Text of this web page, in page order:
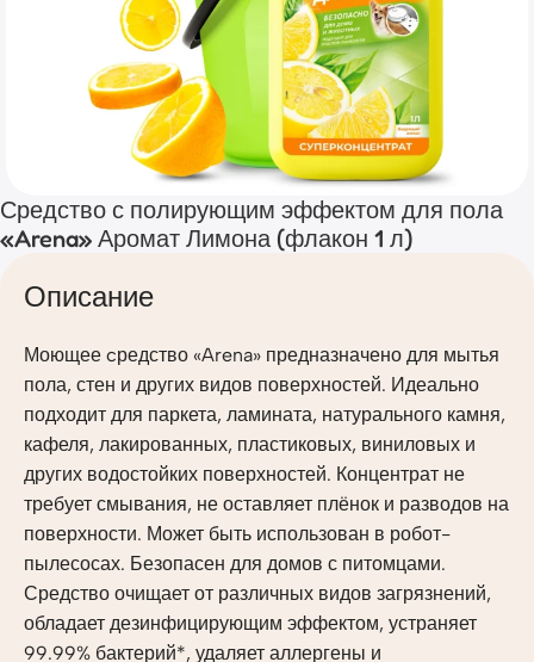
Средство с полирующим эффектом для пола
«Arena» Аромат Лимона (флакон 1 л)
Описание
Моющее cредство «Arena» предназначено для мытья
пола, стен и других видов поверхностей. Идеально
подходит для паркета, ламината, натурального камня,
кафеля, лакированных, пластиковых, виниловых и
других водостойких поверхностей. Концентрат не
требует смывания, не оставляет плёнок и разводов на
поверхности. Может быть использован в робот-
пылесосах. Безопасен для домов с питомцами.
Средство очищает от различных видов загрязнений,
обладает дезинфицирующим эффектом, устраняет
99.99% бактерий*, удаляет аллергены и